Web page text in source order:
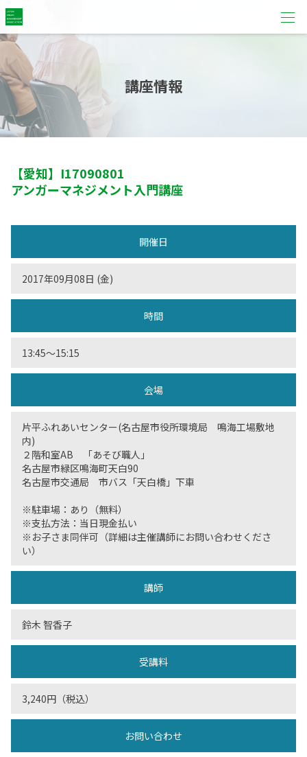
講座情報
【愛知】 I17090801
アンガーマネジメント入門講座
開催日
2017年09月08日 (金)
時間
13:45〜15:15
会場
片平ふれあいセンター(名古屋市役所環境局 鳴海工場敷地
内)
２階和室AB 「あそび職人」
名古屋市緑区鳴海町天白90
名古屋市交通局 市バス「天白橋」下車
※駐車場：あり（無料）
※支払方法：当日現金払い
※お子さま同伴可（詳細は主催講師にお問い合わせくださ
い）
講師
鈴木 智香子
受講料
3,240円（税込）
お問い合わせ